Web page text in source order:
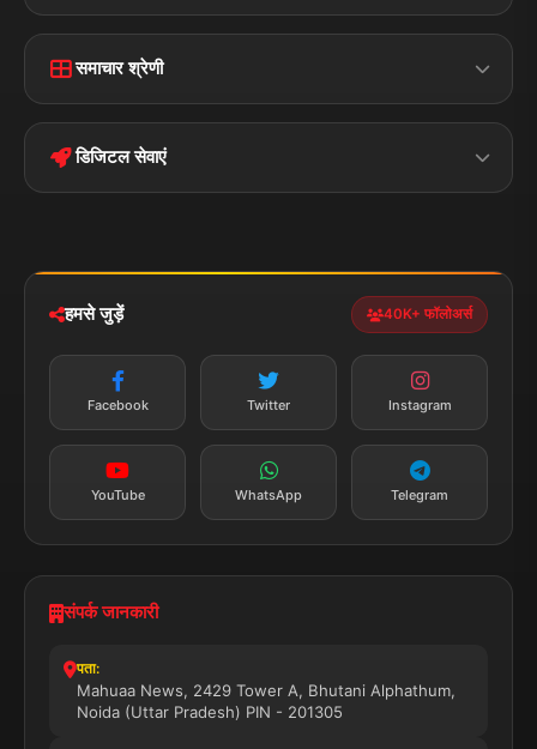
Disclaimer
Terms &
Privacy Policy
समाचार श्रेणी
पॉलिटिकल झारखण्ड
डिजिटल सेवाएं
न्यूज़ अलर्ट
सब्सक्राइब करें
हमसे जुड़ें 40K+ फॉलोअर्स
Facebook Twitter Instagram
YouTube WhatsApp Telegram
संपर्क जानकारी
पता:
Mahuaa News, 2429 Tower A, Bhutani Alphathum,
Noida (Uttar Pradesh) PIN - 201305